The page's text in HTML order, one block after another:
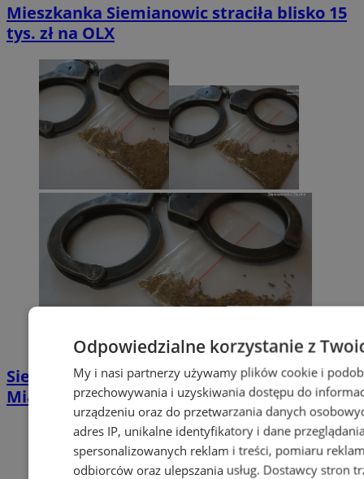
Mieszkanka Siemianowic straciła blisko 15
tys. zł na OLX
Siemianowiczanin przyłapany na kradzieży.
Miał przy sobie również narkotyki
Odpowiedzialne korzystanie z
My i nasi partnerzy używamy plików cookie i
przechowywania i uzyskiwania dostępu do
urządzeniu oraz do przetwarzania danych
adres IP, unikalne identyfikatory i dane
spersonalizowanych reklam i treści, pomiaru
odbiorców oraz ulepszania usług. Dostawcy stron